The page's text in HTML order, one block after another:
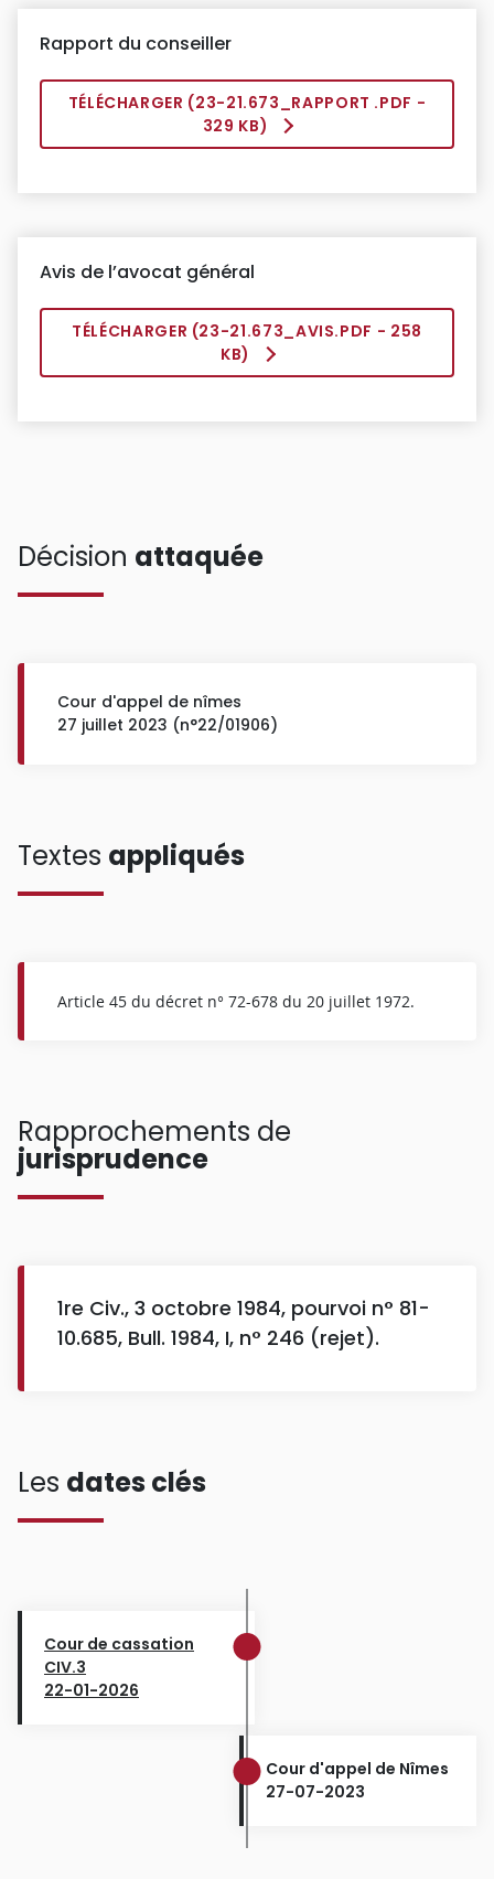
Rapport du conseiller
TÉLÉCHARGER (23-21.673_RAPPORT .PDF -
329 KB)
Avis de l’avocat général
TÉLÉCHARGER (23-21.673_AVIS.PDF - 258
KB)
Décision attaquée
Cour d'appel de nîmes
27 juillet 2023 (n°22/01906)
Textes appliqués
Article 45 du décret n° 72-678 du 20 juillet 1972.
Rapprochements de
jurisprudence
1re Civ., 3 octobre 1984, pourvoi n° 81-
10.685, Bull. 1984, I, n° 246 (rejet).
Les dates clés
Cour de cassation
CIV.3
22-01-2026
Cour d'appel de Nîmes
27-07-2023